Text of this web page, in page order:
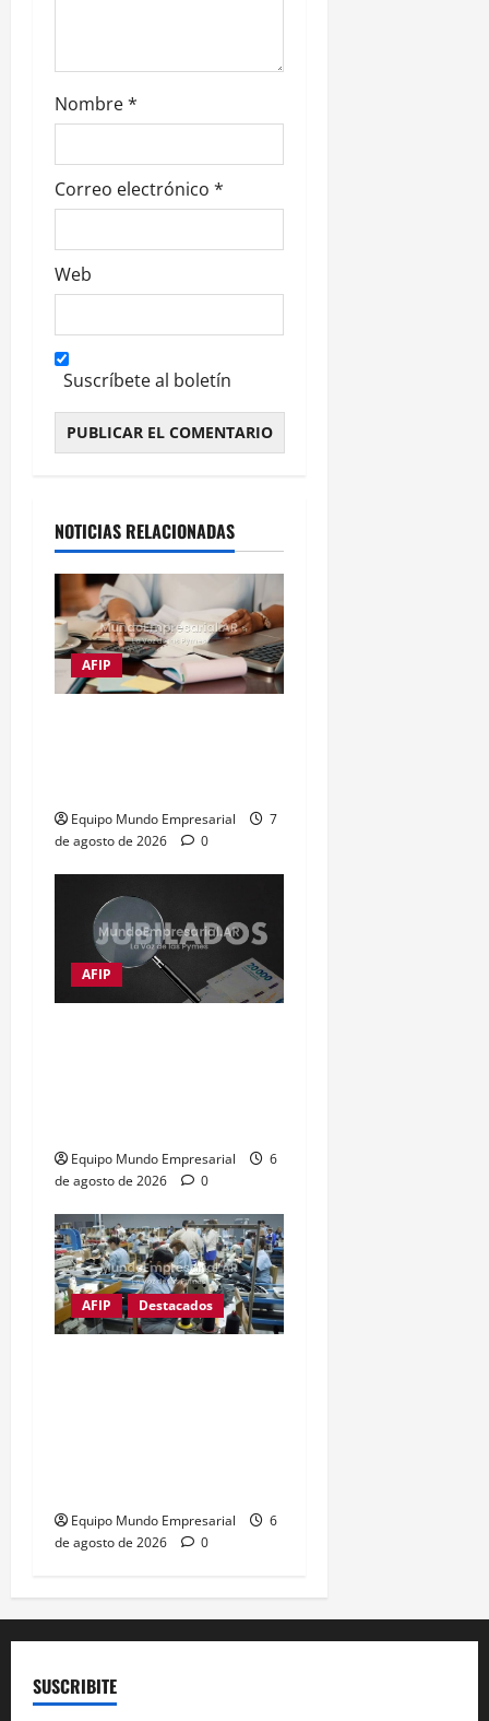
a
s
Nombre*
Correo electrónico *
Web
Suscríbete al boletín
NOTICIAS RELACIONADAS
AFIP
Equipo Mundo Empresarial
7
de agosto de 2026
0
AFIP
Equipo Mundo Empresarial
6
de agosto de 2026
0
AFIP Destacados
Equipo Mundo Empresarial
6
de agosto de 2026
0
SUSCRIBITE